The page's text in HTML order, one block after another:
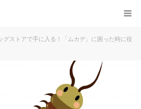
グストアで手に入る！「ムカデ」に困った時に役